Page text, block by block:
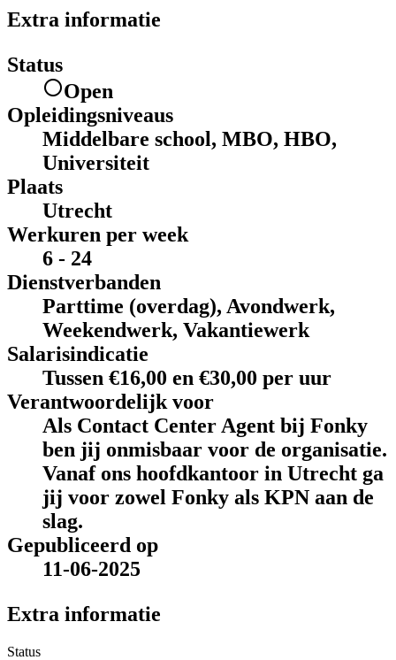
Extra informatie
Status
Open
Opleidingsniveaus
Middelbare school, MBO, HBO,
Universiteit
Plaats
Utrecht
Werkuren per week
6 - 24
Dienstverbanden
Parttime (overdag), Avondwerk,
Weekendwerk, Vakantiewerk
Salarisindicatie
Tussen €16,00 en €30,00 per uur
Verantwoordelijk voor
Als Contact Center Agent bij Fonky
ben jij onmisbaar voor de organisatie.
Vanaf ons hoofdkantoor in Utrecht ga
jij voor zowel Fonky als KPN aan de
slag.
Gepubliceerd op
11-06-2025
Extra informatie
Status